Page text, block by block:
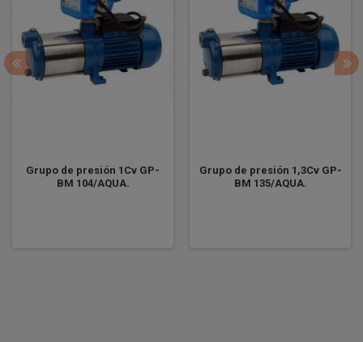
Grupo de presión 1Cv GP-
BM 104/AQUA.
Grupo de presión 1,3Cv GP-
BM 135/AQUA.